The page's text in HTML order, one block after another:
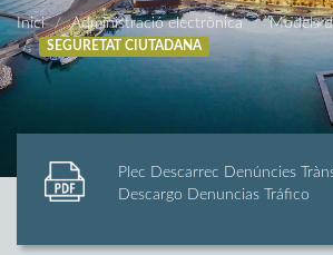
Inici Administració electrònica Models
SEGURETAT CIUTADANA
Plec Descarrec Denúncies
Descargo Denuncias Tráfico